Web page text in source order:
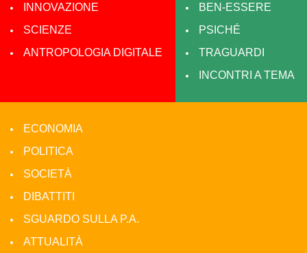
INNOVAZIONE
SCIENZE
ANTROPOLOGIA DIGITALE
BEN-ESSERE
PSICHÉ
TRAGUARDI
INCONTRI A TEMA
ECONOMIA
POLITICA
SOCIETÀ
DIBATTITI
SGUARDO SULLA P.A.
ATTUALITÀ